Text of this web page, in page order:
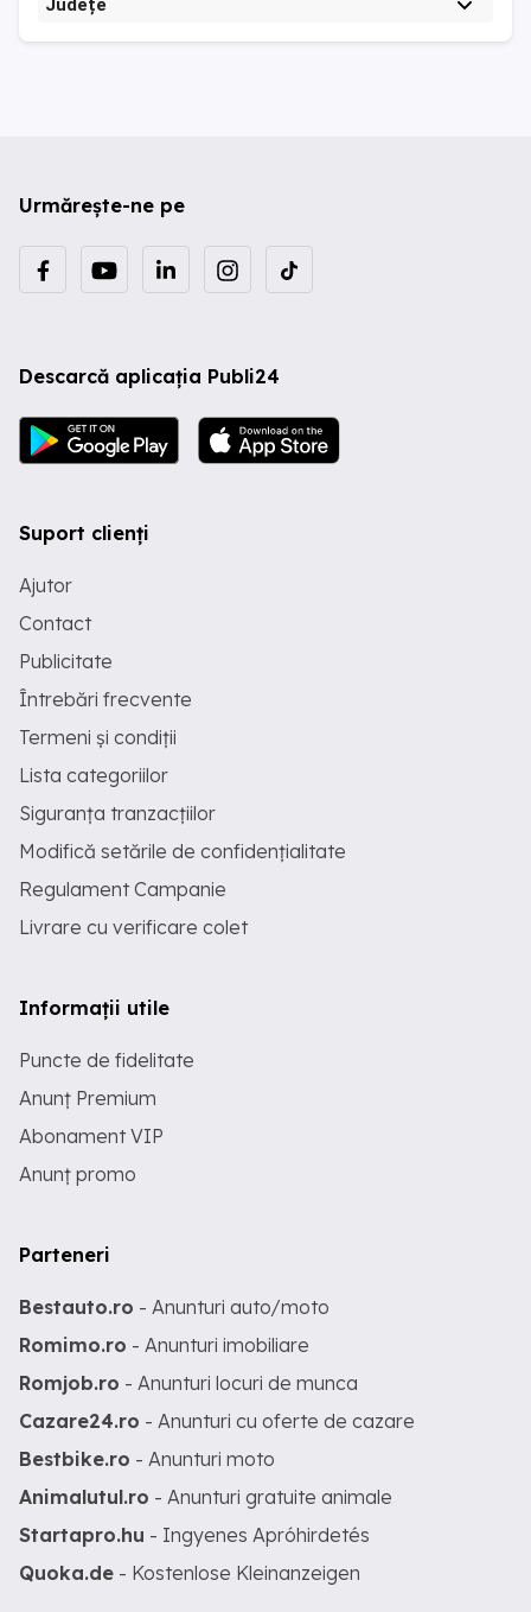
Județe
Urmărește-ne pe
Descarcă aplicația Publi24
Suport clienți
Ajutor
Contact
Publicitate
Întrebări frecvente
Termeni și condiții
Lista categoriilor
Siguranța tranzacțiilor
Modifică setările de confidențialitate
Regulament Campanie
Livrare cu verificare colet
Informații utile
Puncte de fidelitate
Anunț Premium
Abonament VIP
Anunț promo
Parteneri
Bestauto.ro - Anunturi auto/moto
Romimo.ro - Anunturi imobiliare
Romjob.ro - Anunturi locuri de munca
Cazare24.ro - Anunturi cu oferte de cazare
Bestbike.ro - Anunturi moto
Animalutul.ro - Anunturi gratuite animale
Startapro.hu - Ingyenes Apróhirdetés
Quoka.de - Kostenlose Kleinanzeigen